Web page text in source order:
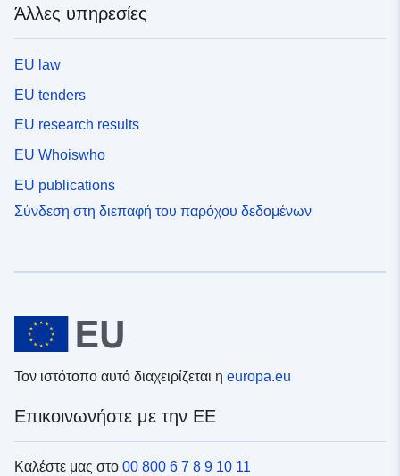
Άλλες υπηρεσίες
EU law
EU tenders
EU research results
EU Whoiswho
EU publications
Σύνδεση στη διεπαφή του παρόχου δεδομένων
Τον ιστότοπο αυτό διαχειρίζεται η europa.eu
Επικοινωνήστε με την ΕΕ
Καλέστε μας στο 00 800 6 7 8 9 10 11